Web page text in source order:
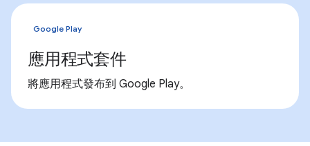
Google Play
應用程式套件
將應用程式發布到 Google Play。